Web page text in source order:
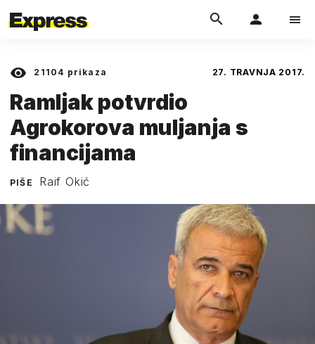
21104 prikaza 27. TRAVNJA 2017.
Ramljak potvrdio
Agrokorova muljanja s
financijama
PIŠE Raif Okić